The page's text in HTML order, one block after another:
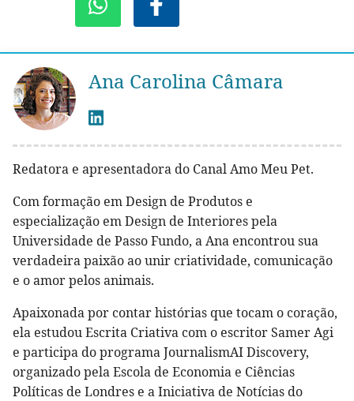
Ana Carolina Câmara
Redatora e apresentadora do Canal Amo Meu Pet.
Com formação em Design de Produtos e
especialização em Design de Interiores pela
Universidade de Passo Fundo, a Ana encontrou sua
verdadeira paixão ao unir criatividade, comunicação
e o amor pelos animais.
Apaixonada por contar histórias que tocam o coração,
ela estudou Escrita Criativa com o escritor Samer Agi
e participa do programa JournalismAI Discovery,
organizado pela Escola de Economia e Ciências
Políticas de Londres e a Iniciativa de Notícias do